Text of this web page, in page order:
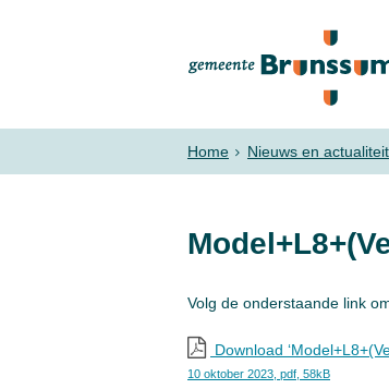
Home Nieuws en actualiteit
Volg de onderstaande link
Download
10 oktober 2023, pdf , 58kB